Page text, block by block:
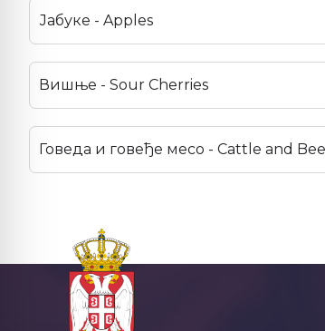
Јабуке - Apples
Вишње - Sour Cherries
Говеда и говеђе месо - Cattle and